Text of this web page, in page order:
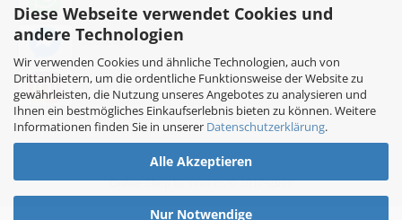
Diese Webseite verwendet Cookies und
andere Technologien
Wir verwenden Cookies und ähnliche Technologien, auch von
Drittanbietern, um die ordentliche Funktionsweise der Website zu
gewährleisten, die Nutzung unseres Angebotes zu analysieren und
Ihnen ein bestmögliches Einkaufserlebnis bieten zu können. Weitere
Informationen finden Sie in unserer Datenschutzerklärung.
Alle Akzeptieren
Nur Notwendige
Messenger: sinni.ch
Instagram: sinni_ch
Online-Shopby sinni.ch © 2017-2026